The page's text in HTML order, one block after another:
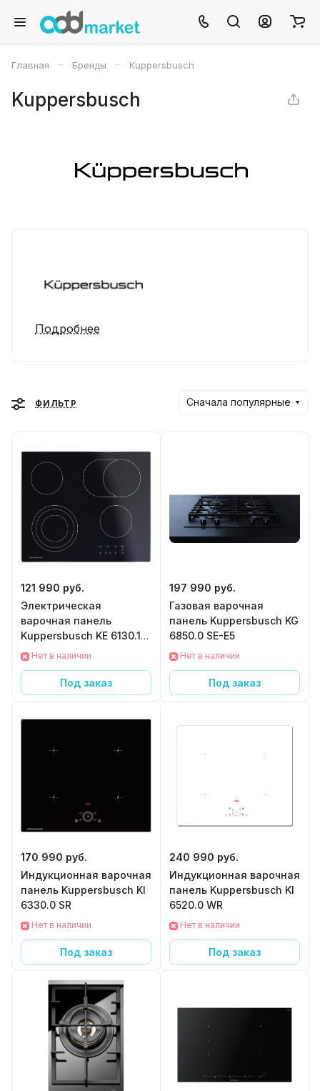
Главная – Бренды – Kuppersbusch
Kuppersbusch
Подробнее
ФИЛЬТР Сначала популярные
121 990 руб.
Электрическая
варочная панель
Kuppersbusch KE 6130.1
SE стальная рамка
Нет в наличии
Под заказ
197 990 руб.
Газовая варочная
панель Kuppersbusch KG
6850.0 SE-E5
Нет в наличии
Под заказ
170 990 руб.
Индукционная варочная
панель Kuppersbusch KI
6330.0 SR
Нет в наличии
Под заказ
240 990 руб.
Индукционная варочная
панель Kuppersbusch KI
6520.0 WR
Нет в наличии
Под заказ